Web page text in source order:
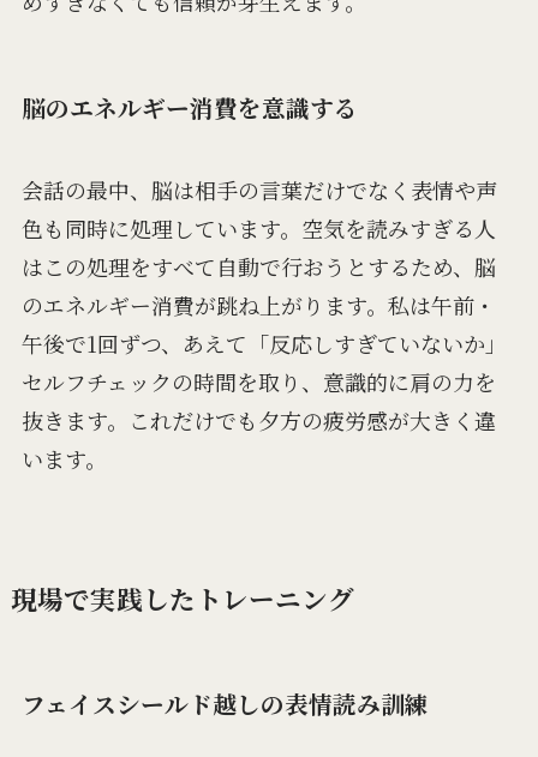
脳のエネルギー消費を意識する
会話の最中、脳は相手の言葉だけでなく表情や声
色も同時に処理しています。空気を読みすぎる人
はこの処理をすべて自動で行おうとするため、脳
のエネルギー消費が跳ね上がります。私は午前・
午後で1回ずつ、あえて「反応しすぎていないか」
セルフチェックの時間を取り、意識的に肩の力を
抜きます。これだけでも夕方の疲労感が大きく違
います。
現場で実践したトレーニング
フェイスシールド越しの表情読み訓練